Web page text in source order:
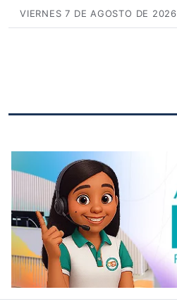
VIERNES 7 DE AGOSTO DE 2026